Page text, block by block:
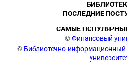
©Финансовый
© Библиотечно-
ПОСЛЕДНИЕ
САМЫЕ